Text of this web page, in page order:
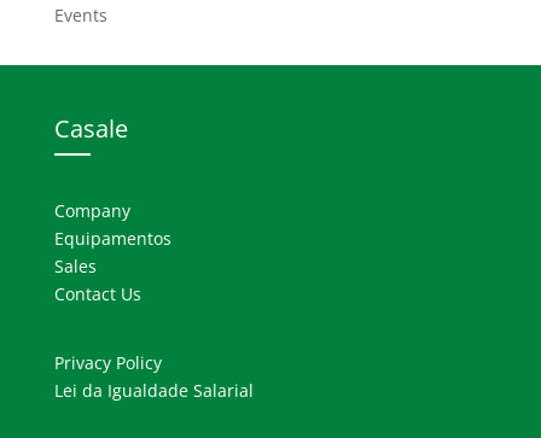
Events
Casale
Company
Equipamentos
Sales
Contact Us
Privacy Policy
Lei da Igualdade Salarial